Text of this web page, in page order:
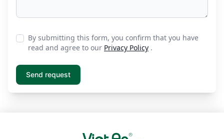
By submitting this form, you confirm that you have
read and agree to our Privacy Policy .